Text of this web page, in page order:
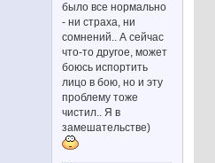
было все нормально
- ни страха, ни
сомнений.. А сейчас
что-то другое, может
боюсь испортить
лицо в бою, но и эту
проблему тоже
чистил.. Я в
замешательстве)